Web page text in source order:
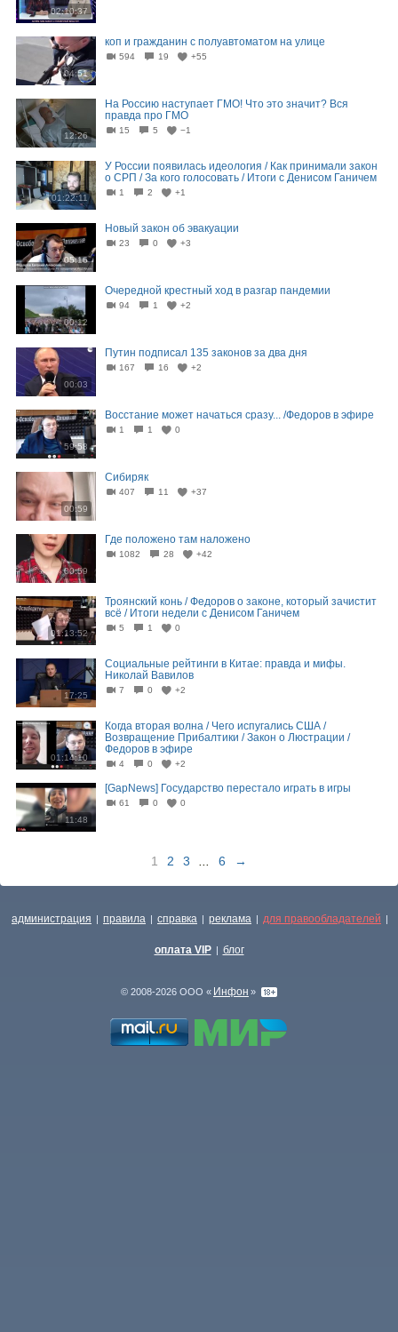
02:10:37
04:51
коп и гражданин с полуавтоматом на улице
594 19 +55
12:26
На Россию наступает ГМО! Что это значит? Вся
правда про ГМО
15 5 −1
01:22:11
У России появилась идеология / Как принимали закон
о СРП / За кого голосовать / Итоги с Денисом Ганичем
1 2 +1
05:16
Новый закон об эвакуации
23 0 +3
00:12
Очередной крестный ход в разгар пандемии
94 1 +2
00:03
Путин подписал 135 законов за два дня
167 16 +2
59:58
Восстание может начаться сразу... /Федоров в эфире
1 1 0
00:59
Сибиряк
407 11 +37
00:59
Где положено там наложено
1082 28 +42
01:13:52
Троянский конь / Федоров о законе, который зачистит
всё / Итоги недели с Денисом Ганичем
5 1 0
17:25
Социальные рейтинги в Китае: правда и мифы.
Николай Вавилов
7 0 +2
01:14:10
Когда вторая волна / Чего испугались США /
Возвращение Прибалтики / Закон о Люстрации /
Федоров в эфире
4 0 +2
11:48
[GapNews] Государство перестало играть в игры
61 0 0
1 2 3 6 →
администрация | правила | справка | реклама | для правообладателей |
оплата VIP | блог
© 2008-2026 ООО « Инфон »